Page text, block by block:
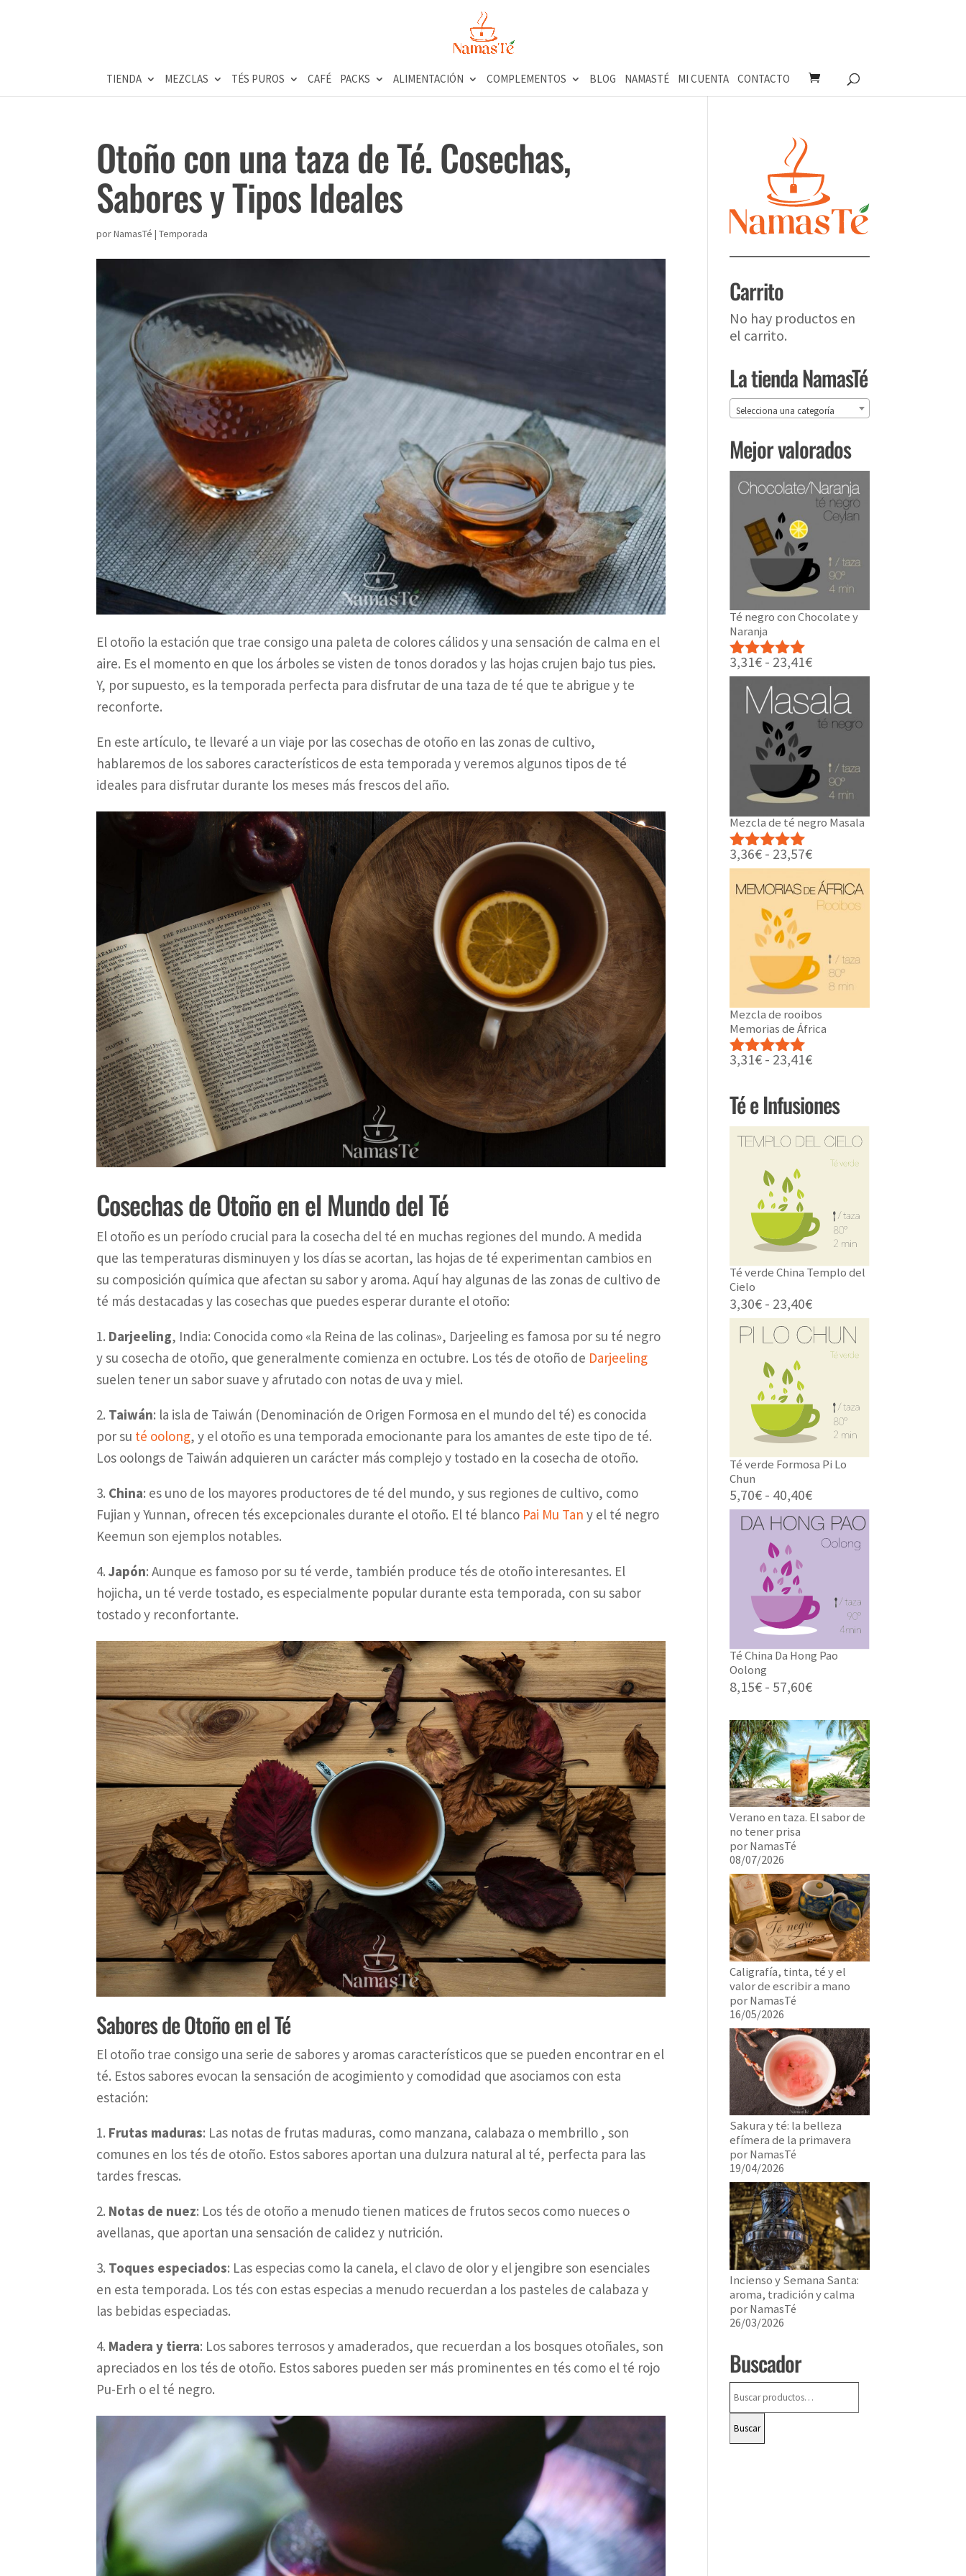
TIENDA MEZCLAS TÉS PUROS CAFÉ PACKS ALIMENTACIÓN COMPLEMENTOS BLOG NAMASTÉ MI CUENTA CONTACTO
Otoño con una taza de Té. Cosechas,
Sabores y Tipos Ideales
porNamasTé |Temporada
El otoño la estación que trae consigo una paleta de colores cálidos y una sensación de calma en el
aire. Es el momento en que los árboles se visten de tonos dorados y las hojas crujen bajo tus pies.
Y, por supuesto, es la temporada perfecta para disfrutar de una taza de té que te abrigue y te
reconforte.
En este artículo, te llevaré a un viaje por las cosechas de otoño en las zonas de cultivo,
hablaremos de los sabores característicos de esta temporada y veremos algunos tipos de té
ideales para disfrutar durante los meses más frescos del año.
Cosechas de Otoño en el Mundo del Té
El otoño es un período crucial para la cosecha del té en muchas regiones del mundo. A medida
que las temperaturas disminuyen y los días se acortan, las hojas de té experimentan cambios en
su composición química que afectan su sabor y aroma. Aquí hay algunas de las zonas de cultivo de
té más destacadas y las cosechas que puedes esperar durante el otoño:
1. Darjeeling, India: Conocida como «la Reina de las colinas», Darjeeling es famosa por su té negro
y su cosecha de otoño, que generalmente comienza en octubre. Los tés de otoño de Darjeeling
suelen tener un sabor suave y afrutado con notas de uva y miel.
2. Taiwán: la isla de Taiwán (Denominación de Origen Formosa en el mundo del té) es conocida
por su té oolong, y el otoño es una temporada emocionante para los amantes de este tipo de té.
Los oolongs de Taiwán adquieren un carácter más complejo y tostado en la cosecha de otoño.
3. China: es uno de los mayores productores de té del mundo, y sus regiones de cultivo, como
Fujian y Yunnan, ofrecen tés excepcionales durante el otoño. El té blanco Pai Mu Tan y el té negro
Keemun son ejemplos notables.
4.Japón: Aunque es famoso por su té verde, también produce tés de otoño interesantes. El
hojicha, un té verde tostado, es especialmente popular durante esta temporada, con su sabor
tostado y reconfortante.
Sabores de Otoño en el Té
El otoño trae consigo una serie de sabores y aromas característicos que se pueden encontrar en el
té. Estos sabores evocan la sensación de acogimiento y comodidad que asociamos con esta
estación:
1. Frutas maduras: Las notas de frutas maduras, como manzana, calabaza o membrillo , son
comunes en los tés de otoño. Estos sabores aportan una dulzura natural al té, perfecta para las
tardes frescas.
2. Notas de nuez: Los tés de otoño a menudo tienen matices de frutos secos como nueces o
avellanas, que aportan una sensación de calidez y nutrición.
3. Toques especiados: Las especias como la canela, el clavo de olor y el jengibre son esenciales
en esta temporada. Los tés con estas especias a menudo recuerdan a los pasteles de calabaza y
las bebidas especiadas.
4. Madera y tierra: Los sabores terrosos y amaderados, que recuerdan a los bosques otoñales, son
apreciados en los tés de otoño. Estos sabores pueden ser más prominentes en tés como el té rojo
Pu-Erh o el té negro.
Carrito
No hay productos en
el carrito.
La tienda NamasTé
Selecciona una categoría
Mejor valorados
Té negro con Chocolate y
Naranja
Valorado
con
5.00
3,31€ - 23,41€Rango
de
precios:
desde
3,31€
hasta
23,41€
Mezcla de té negro Masala
Valorado
5
3,36€ - 23,57€Rango
de
precios:
desde
23,57€
Mezcla de rooibos
Memorias de África
Valorado
5
3,31€ - 23,41€Rango
desde
3,31€
hasta
23,41€
Té e Infusiones
Té verde China Templo del
Cielo
3,30€ - 23,40€Rango
de
precios:
desde
23,40€
Té verde Formosa Pi Lo
Chun
5,70€ - 40,40€Rango
de
precios:
desde
40,40€
Té China Da Hong Pao
Oolong
8,15€ - 57,60€Rango
precios:
desde
8,15€
hasta
57,60€
Verano en taza. El sabor de
no tener prisa
por NamasTé
08/07/2026
Caligrafía, tinta, té y el
valor de escribir a mano
por NamasTé
16/05/2026
Sakura y té: la belleza
efímera de la primavera
por NamasTé
19/04/2026
Incienso y Semana Santa:
aroma, tradición y calma
por NamasTé
26/03/2026
Buscador
Buscar
por:
Buscar